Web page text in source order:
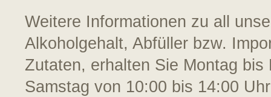
Weitere Informationen zu all
Alkoholgehalt, Abfüller bzw.
Zutaten, erhalten Sie Montag
Samstag von 10:00 bis 14:00